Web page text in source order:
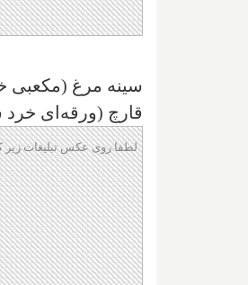
سینه مرغ (مکعبی خرد
قارچ (ورقه‌ای خرد
لطفا روی عکس تبلیغات زیر